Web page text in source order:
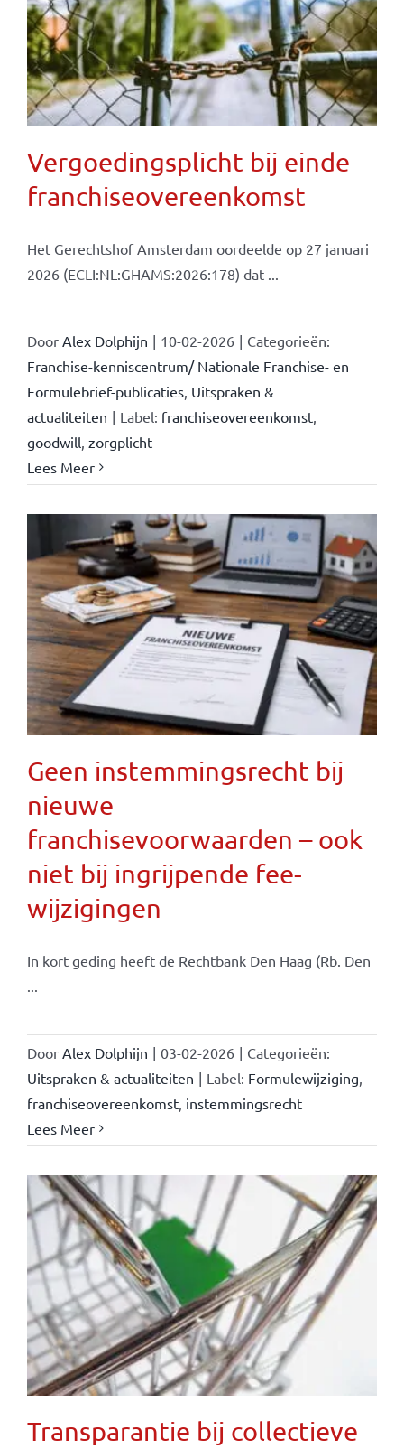
Vergoedingsplicht bij einde
franchiseovereenkomst
Het Gerechtshof Amsterdam oordeelde op 27 januari
2026 (ECLI:NL:GHAMS:2026:178) dat ...
Door Alex Dolphijn | 10-02-2026 | Categorieën:
Franchise-kenniscentrum/ Nationale Franchise- en
Formulebrief-publicaties, Uitspraken &
actualiteiten | Label: franchiseovereenkomst,
goodwill zorgplicht
Lees Meer
Geen instemmingsrecht bij
nieuwe
franchisevoorwaarden – ook
niet bij ingrijpende fee-
wijzigingen
In kort geding heeft de Rechtbank Den Haag (Rb. Den
Door Alex Dolphijn | 03-02-2026 | Categorieën:
Uitspraken & actualiteiten | Label: Formulewijziging
franchiseovereenkomst, instemmingsrecht
Lees Meer
Transparantie bij collectieve